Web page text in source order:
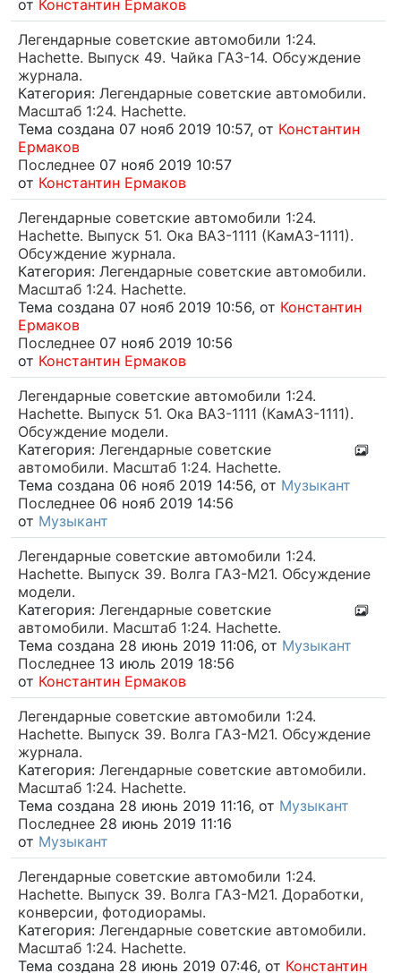
от Константин Ермаков
Легендарные советские автомобили 1:24.
Hachette. Выпуск 49. Чайка ГАЗ-14. Обсуждение
журнала.
Категория: Легендарные советские автомобили.
Масштаб 1:24. Hachette.
Тема создана 07 нояб 2019 10:57, от Константин
Ермаков
Последнее 07 нояб 2019 10:57
от Константин Ермаков
Легендарные советские автомобили 1:24.
Hachette. Выпуск 51. Ока ВАЗ-1111 (КамАЗ-1111).
Обсуждение журнала.
Категория: Легендарные советские автомобили.
Масштаб 1:24. Hachette.
Тема создана 07 нояб 2019 10:56, от Константин
Ермаков
Последнее 07 нояб 2019 10:56
от Константин Ермаков
Легендарные советские автомобили 1:24.
Hachette. Выпуск 51. Ока ВАЗ-1111 (КамАЗ-1111).
Обсуждение модели.
Категория: Легендарные советские
автомобили. Масштаб 1:24. Hachette.
Тема создана 06 нояб 2019 14:56, от Музыкант
Последнее 06 нояб 2019 14:56
от Музыкант
Легендарные советские автомобили 1:24.
Hachette. Выпуск 39. Волга ГАЗ-М21. Обсуждение
модели.
Категория: Легендарные советские
автомобили. Масштаб 1:24. Hachette.
Тема создана 28 июнь 2019 11:06, от Музыкант
Последнее 13 июль 2019 18:56
от Константин Ермаков
Легендарные советские автомобили 1:24.
Hachette. Выпуск 39. Волга ГАЗ-М21. Обсуждение
журнала.
Категория: Легендарные советские автомобили.
Масштаб 1:24. Hachette.
Тема создана 28 июнь 2019 11:16, от Музыкант
Последнее 28 июнь 2019 11:16
от Музыкант
Легендарные советские автомобили 1:24.
Hachette. Выпуск 39. Волга ГАЗ-М21. Доработки,
конверсии, фотодиорамы.
Категория: Легендарные советские автомобили.
Масштаб 1:24. Hachette.
Тема создана 28 июнь 2019 07:46, от Константин